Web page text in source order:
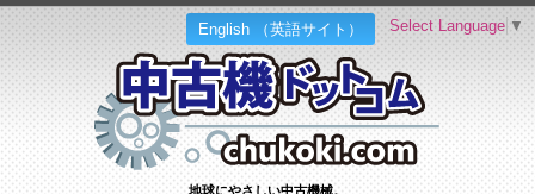
English （英語サイト）
地球にやさしい中古機械。
Select Language ▼